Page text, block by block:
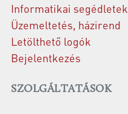
Informatikai segédletek
Üzemeltetés, házirend
Letölthető logók
Bejelentkezés
SZOLGÁLTATÁSOK